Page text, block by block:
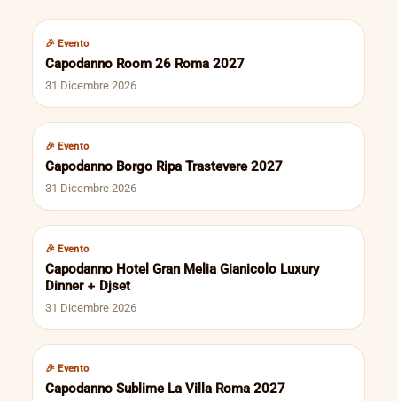
🎉 Evento
Capodanno Room 26 Roma 2027
31 Dicembre 2026
🎉 Evento
Capodanno Borgo Ripa Trastevere 2027
31 Dicembre 2026
🎉 Evento
Capodanno Hotel Gran Melia Gianicolo Luxury
Dinner + Djset
31 Dicembre 2026
🎉 Evento
Capodanno Sublime La Villa Roma 2027